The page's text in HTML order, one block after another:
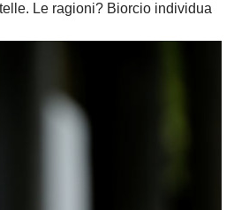
Le ragioni? Biorcio individua